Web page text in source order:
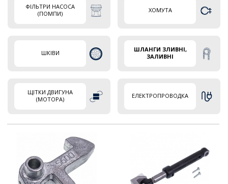
ФІЛЬТРИ НАСОСА
(ПОМПИ)
ХОМУТА
ШКІВИ
ШЛАНГИ ЗЛИВНІ,
ЗАЛИВНІ
ЩІТКИ ДВИГУНА
(МОТОРА)
ЕЛЕКТРОПРОВОДКА